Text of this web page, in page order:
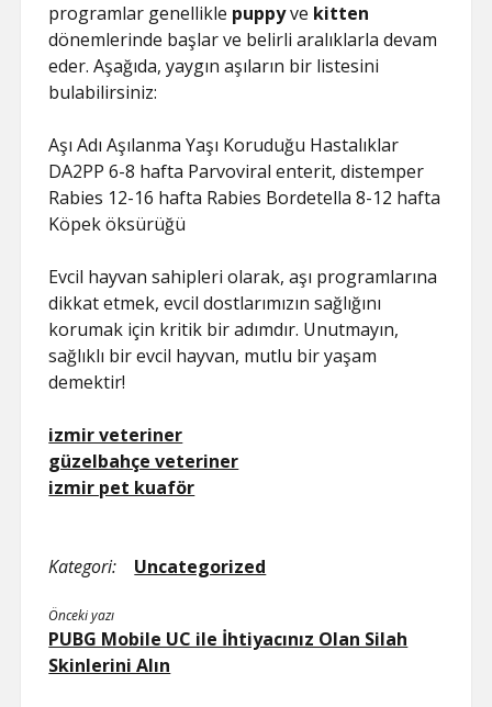
programlar genellikle puppyve kitten
dönemlerinde başlar ve belirli aralıklarla devam
eder. Aşağıda, yaygın aşıların bir listesini
bulabilirsiniz:
Aşı Adı Aşılanma Yaşı Koruduğu Hastalıklar
DA2PP 6-8 hafta Parvoviral enterit, distemper
Rabies 12-16 hafta Rabies Bordetella 8-12 hafta
Köpek öksürüğü
Evcil hayvan sahipleri olarak, aşı programlarına
dikkat etmek, evcil dostlarımızın sağlığını
korumak için kritik bir adımdır. Unutmayın,
sağlıklı bir evcil hayvan, mutlu bir yaşam
demektir!
izmir veteriner
güzelbahçe veteriner
izmir pet kuaför
Kategori: Uncategorized
Önceki yazı
PUBG Mobile UC ile İhtiyacınız Olan Silah
Skinlerini Alın